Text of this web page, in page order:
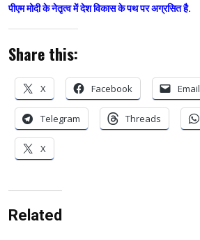
पीएम मोदी के नेतृत्व में देश विकास के पथ पर अग्रसित है.
Share this:
X Facebook Email
Telegram Threads
X
Related